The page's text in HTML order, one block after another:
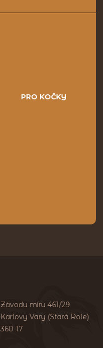
PRO KOČKY
Závodu míru 461/29
Karlovy Vary (Stará Role)
360 17